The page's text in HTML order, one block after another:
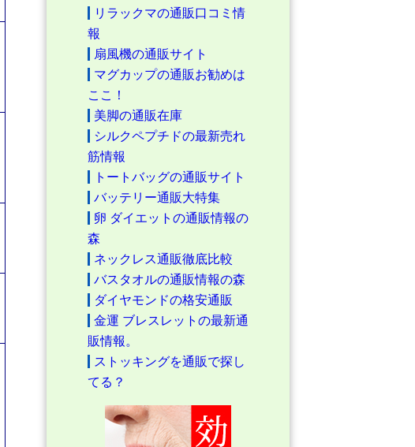
リラックマの通販口コミ情
報
扇風機の通販サイト
マグカップの通販お勧めは
ここ！
美脚の通販在庫
シルクペプチドの最新売れ
筋情報
トートバッグの通販サイト
バッテリー通販大特集
卵 ダイエットの通販情報の
森
ネックレス通販徹底比較
バスタオルの通販情報の森
ダイヤモンドの格安通販
金運 ブレスレットの最新通
販情報。
ストッキングを通販で探し
てる？